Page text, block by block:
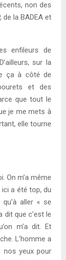
non des
de la BADEA et
enfileurs de
sur la
ça à côté de
et des
que tout le
je me mets à
elle tourne
On m’a même
a été top, du
qu’à aller « se
dit que c’est le
m’a dit. Et
L’homme a
nos yeux pour